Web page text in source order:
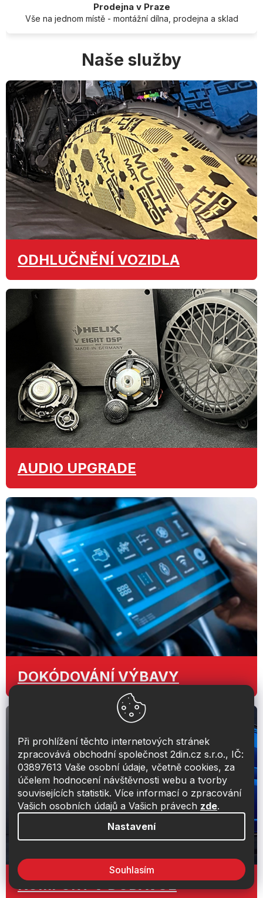
Při prohlížení těchto internetových stránek
zpracovává obchodní společnost 2din.cz s.r.o., IČ:
03897613 Vaše osobní údaje, včetně cookies, za
účelem hodnocení návštěvnosti webu a tvorby
souvisejících statistik. Více informací o zpracování
Vašich osobních údajů a Vašich právech zde.
Nastavení
Souhlasím
Prodejna v Praze
Vše na jednom místě - montážní dílna, prodejna a sklad
Naše služby
ODHLUČNĚNÍ VOZIDLA
AUDIO UPGRADE
DOKÓDOVÁNÍVÝBAVY
KOMFORTV DODÁVCE